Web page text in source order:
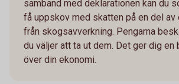
samband med deklarationen kan du
få uppskov med skatten på en del av
från skogsavverkning. Pengarna
du väljer att ta ut dem. Det ger dig en
över din ekonomi.